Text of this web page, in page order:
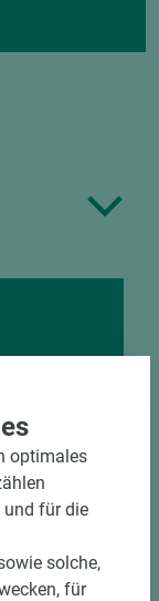
maßhaltig
optimales
und für die
solche,
für